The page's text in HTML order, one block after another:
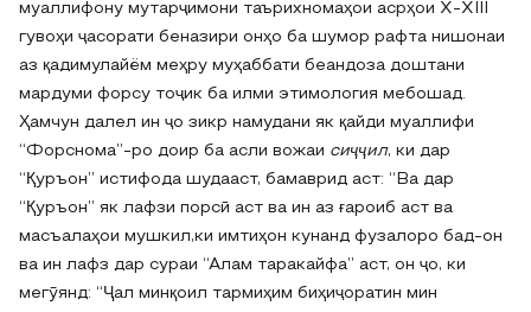
муаллифону мутарҷимони таърихномаҳои асрҳои X-XIII
гувоҳи ҷасорати беназири онҳо ба шумор рафта нишонаи
аз қадимулайём меҳру муҳаббати беандоза доштани
мардуми форсу тоҷик ба илми этимология мебошад.
Ҳамчун далел ин ҷо зикр намудани як қайди муаллифи
“Форснома”-ро доир ба асли вожаи сиҷҷил, ки дар
“Қуръон” истифода шудааст, бамаврид аст: “Ва дар
“Қуръон” як лафзи порсӣ аст ва ин аз ғароиб аст ва
масъалаҳои мушкил,ки имтиҳон кунанд фузалоро бад-он
ва ин лафз дар сураи “Алам таракайфа” аст, он ҷо, ки
мегӯянд: “Ҷал минқоил тармиҳим биҳиҷоратин мин